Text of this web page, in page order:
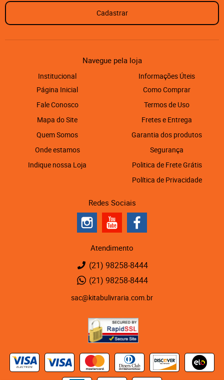
Cadastrar
Navegue pela loja
Institucional
Página Inicial
Fale Conosco
Mapa do Site
Quem Somos
Onde estamos
Indique nossa Loja
Informações Úteis
Como Comprar
Termos de Uso
Fretes e Entrega
Garantia dos produtos
Segurança
Politica de Frete Grátis
Política de Privacidade
Redes Sociais
Atendimento
(21) 98258-8444
(21) 98258-8444
sac@kitabulivraria.com.br